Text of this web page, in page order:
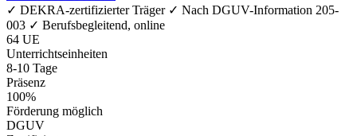
✓ DEKRA-zertifizierter Träger ✓ Nach DGUV-Information 205-
003 ✓ Berufsbegleitend, online
64 UE
Unterrichtseinheiten
8-10 Tage
Präsenz
100%
Förderung möglich
DGUV